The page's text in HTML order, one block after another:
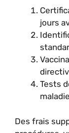
jours
Tests
Des frais